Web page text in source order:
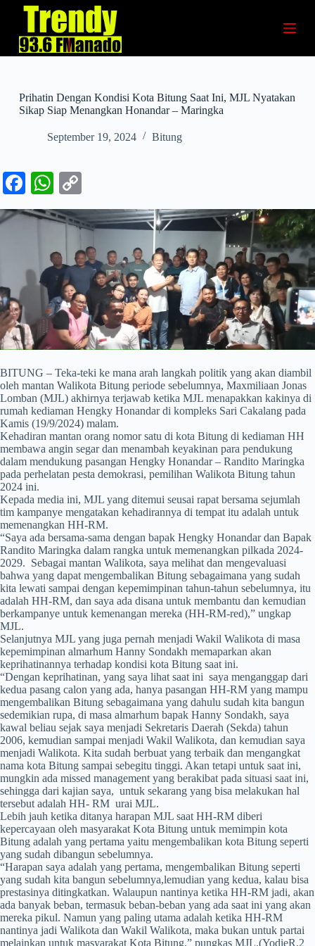
p
oPrihatin Dengan Kondisi Kota Bitung Saat Ini, MJL Nyatakan
Sikap Siap Menangkan Honandar – Maringka
September 19, 2024 Bitung
Fa
ce
bo
W
ha
ts
A
pp
op
y
Li
nk
BITUNG – Teka-teki ke mana arah langkah politik yang akan diambil
oleh mantan Walikota Bitung periode sebelumnya, Maxmiliaan Jonas
Lomban (MJL) akhirnya terjawab ketika MJL menapakkan kakinya di
rumah kediaman Hengky Honandar di kompleks Sari Cakalang pada
Kamis (19/9/2024) malam.
Kehadiran mantan orang nomor satu di kota Bitung di kediaman HH
membawa angin segar dan menambah keyakinan para pendukung
dalam mendukung pasangan Hengky Honandar – Randito Maringka
pada perhelatan pesta demokrasi, pemilihan Walikota Bitung tahun
2024 ini.
Kepada media ini, MJL yang ditemui seusai rapat bersama sejumlah
tim kampanye mengatakan kehadirannya di tempat itu adalah untuk
memenangkan HH-RM.
“Saya ada bersama-sama dengan bapak Hengky Honandar dan Bapak
Randito Maringka dalam rangka untuk memenangkan pilkada 2024-
2029. Sebagai mantan Walikota, saya melihat dan mengevaluasi
bahwa yang dapat mengembalikan Bitung sebagaimana yang sudah
kita lewati sampai dengan kepemimpinan tahun-tahun sebelumnya, itu
adalah HH-RM, dan saya ada disana untuk membantu dan kemudian
berkampanye untuk kemenangan mereka (HH-RM-red),” ungkap
MJL.
Selanjutnya MJL yang juga pernah menjadi Wakil Walikota di masa
kepemimpinan almarhum Hanny Sondakh memaparkan akan
keprihatinannya terhadap kondisi kota Bitung saat ini.
“Dengan keprihatinan, yang saya lihat saat ini saya menganggap dari
kedua pasang calon yang ada, hanya pasangan HH-RM yang mampu
mengembalikan Bitung sebagaimana yang dahulu sudah kita bangun
sedemikian rupa, di masa almarhum bapak Hanny Sondakh, saya
kawal beliau sejak saya menjadi Sekretaris Daerah (Sekda) tahun
2006, kemudian sampai menjadi Wakil Walikota, dan kemudian saya
menjadi Walikota. Kita sudah berbuat yang terbaik dan mengangkat
nama kota Bitung sampai sebegitu tinggi. Akan tetapi untuk saat ini,
mungkin ada missed management yang berakibat pada situasi saat ini,
sehingga dari kajian saya, untuk sekarang yang bisa melakukan hal
tersebut adalah HH- RM urai MJL.
Lebih jauh ketika ditanya harapan MJL saat HH-RM diberi
kepercayaan oleh masyarakat Kota Bitung untuk memimpin kota
Bitung adalah yang pertama yaitu mengembalikan kota Bitung seperti
yang sudah dibangun sebelumnya.
“Harapan saya adalah yang pertama, mengembalikan Bitung seperti
yang sudah kita bangun sebelumnya,lemudian yang kedua, kalau bisa
prestasinya ditingkatkan. Walaupun nantinya ketika HH-RM jadi, akan
ada banyak beban, termasuk beban-beban yang ada saat ini yang akan
mereka pikul. Namun yang paling utama adalah ketika HH-RM
nantinya jadi Walikota dan Wakil Walikota, maka bukan untuk partai
melainkan untuk masyarakat Kota Bitung,” pungkas MJL.(YodieR.2